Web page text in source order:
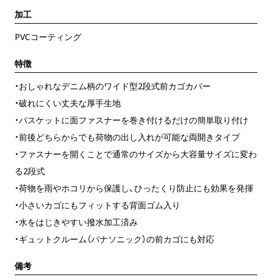
加工
PVCコーティング
特徴
・おしゃれなデニム柄のワイド型2段式前カゴカバー
・破れにくい丈夫な厚手生地
・バスケットに面ファスナーを巻き付けるだけの簡単取り付け
・前後どちらからでも荷物の出し入れが可能な両開きタイプ
・ファスナーを開くことで通常のサイズから大容量サイズに変わ
る2段式
・荷物を雨やホコリから保護し、ひったくり防止にも効果を発揮
・小さいカゴにもフィットする背面ゴム入り
・水をはじきやすい撥水加工済み
・ギュットクルーム（パナソニック）の前カゴにも対応
備考